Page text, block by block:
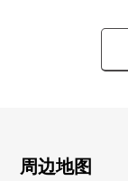
0被在国分寺
0用地面积约2
周边地图